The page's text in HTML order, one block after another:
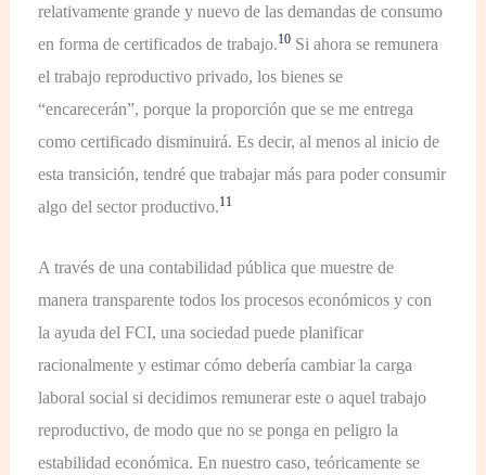
relativamente grande y nuevo de las demandas de consumo
en forma de certificados de trabajo.10 Si ahora se remunera
el trabajo reproductivo privado, los bienes se
“encarecerán”, porque la proporción que se me entrega
como certificado disminuirá. Es decir, al menos al inicio de
esta transición, tendré que trabajar más para poder consumir
algo del sector productivo.11
A través de una contabilidad pública que muestre de
manera transparente todos los procesos económicos y con
la ayuda del FCI, una sociedad puede planificar
racionalmente y estimar cómo debería cambiar la carga
laboral social si decidimos remunerar este o aquel trabajo
reproductivo, de modo que no se ponga en peligro la
estabilidad económica. En nuestro caso, teóricamente se